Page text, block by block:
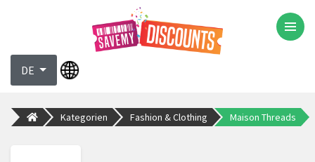
DE
Kategorien Fashion & Clothing Maison Threads